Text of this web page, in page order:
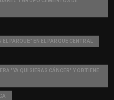
PARQUE" EN EL PARQUE CENTRAL
"YA QUISIERAS CÁNCER" Y OBTIENE